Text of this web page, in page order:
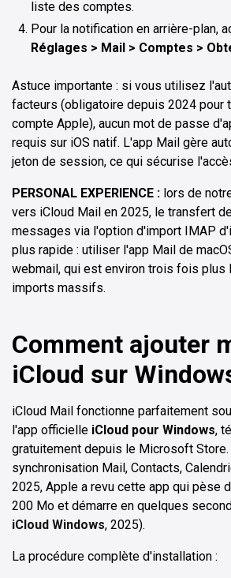
liste des comptes.
Pour la notification en arrière-plan,
Réglages > Mail > Comptes >
Astuce importante : si vous utilisez
facteurs (obligatoire depuis 2024 pour
compte Apple), aucun mot de passe
requis sur iOS natif. L'app Mail gère
jeton de session, ce qui sécurise
PERSONAL EXPERIENCE : lors de
vers iCloud Mail en 2025, le transfert
messages via l'option d'import IMAP
plus rapide : utiliser l'app Mail de
webmail, qui est environ trois fois plus
imports massifs.
Comment ajouter
iCloud sur
iCloud Mail fonctionne parfaitement
l'app officielle iCloud pour Windows,
gratuitement depuis le Microsoft
synchronisation Mail, Contacts,
2025, Apple a revu cette app qui pèse
200 Mo et démarre en quelques
iCloud Windows, 2025).
La procédure complète d'installation :